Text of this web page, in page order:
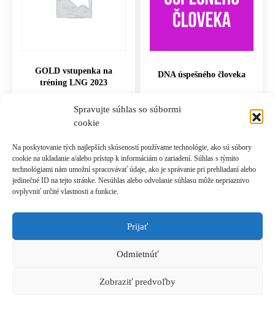
Spravujte súhlas so súbormi
cookie
Na poskytovanie tých najlepších skúseností používame technológie, ako sú súbory
cookie na ukladanie a/alebo prístup k informáciám o zariadení. Súhlas s týmito
technológiami nám umožní spracovávať údaje, ako je správanie pri prehliadaní alebo
jedinečné ID na tejto stránke. Nesúhlas alebo odvolanie súhlasu môže nepriaznivo
ovplyvniť určité vlastnosti a funkcie.
Prijať
Odmietnúť
Zobraziť predvoľby
GOLD vstupenka na
tréning LNG 2023
497.00
DNA úspešného človeka
© 2021 Akadémia Andyho Winsona, so sídlom Ľubochnianska 4, 831 04 Bratislava, IČO:
Všeobecné obchodné podmienky|Zásady spracúvania osobných údajov